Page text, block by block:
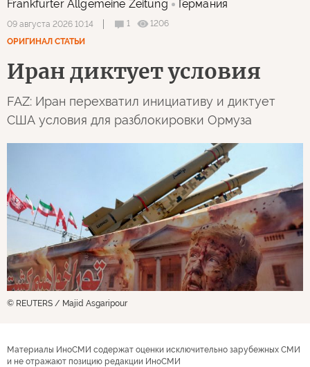
Frankfurter Allgemeine Zeitung Германия
09 августа 2026 10:14 1
1206
ОРИГИНАЛ СТАТЬИ
Иран диктует условия
FAZ: Иран перехватил инициативу и диктует
США условия для разблокировки Ормуза
© REUTERS / Majid Asgaripour
Материалы ИноСМИ содержат оценки исключительно зарубежных СМИ
и не отражают позицию редакции ИноСМИ